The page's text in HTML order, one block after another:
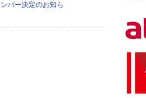
バー決定のお知ら